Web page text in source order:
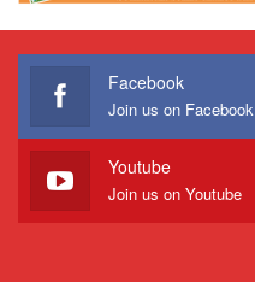
Facebook
Join us on Facebook
Youtube
Join us on Youtube